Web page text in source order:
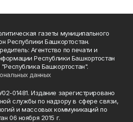
газеты муниципального
Республики Башкортостан.
Агентство по печати и
Республики Башкортостан
Башкортостан".
данных
01481. Издание зарегистрировано
службы по надзору в сфере связи,
и массовых коммуникаций по
06 ноября 2015 г.